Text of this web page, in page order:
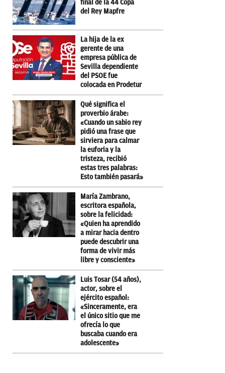
final de la 44 Copa
del Rey Mapfre
La hija de la ex
gerente de una
empresa pública de
Sevilla dependiente
del PSOE fue
colocada en Prodetur
Qué significa el
proverbio árabe:
«Cuando un sabio rey
pidió una frase que
sirviera para calmar
la euforia y la
tristeza, recibió
estas tres palabras:
Esto también pasará»
María Zambrano,
escritora española,
sobre la felicidad:
«Quien ha aprendido
a mirar hacia dentro
puede descubrir una
forma de vivir más
libre y consciente»
Luis Tosar (54 años),
actor, sobre el
ejército español:
«Sinceramente, era
el único sitio que me
ofrecía lo que
buscaba cuando era
adolescente»